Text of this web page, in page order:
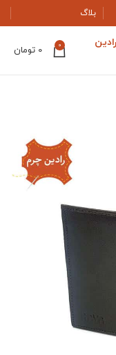
بلاگ
0
0 تومان